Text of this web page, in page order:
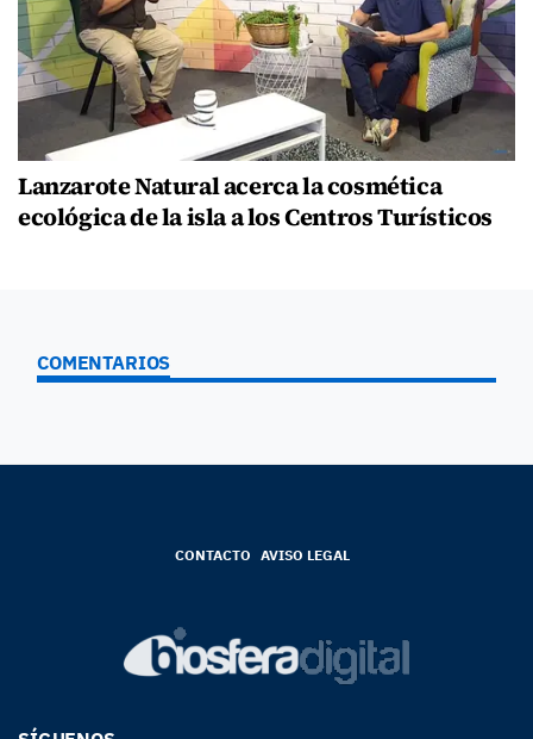
Lanzarote Natural acerca la cosmética
ecológica de la isla a los Centros Turísticos
COMENTARIOS
CONTACTO AVISO LEGAL